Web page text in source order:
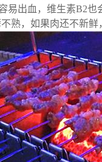
出血，维生素B2也
熟，如果肉还不新鲜